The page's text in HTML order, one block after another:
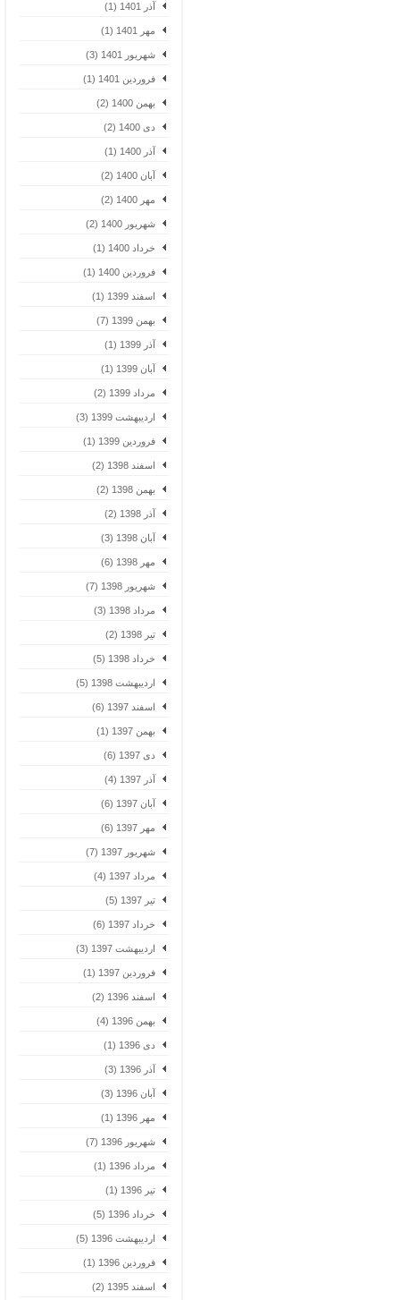
آذر 1401 (1)
مهر 1401 (1)
شهریور 1401 (3)
فروردین 1401 (1)
بهمن 1400 (2)
دی 1400 (2)
آذر 1400 (1)
آبان 1400 (2)
مهر 1400 (2)
شهریور 1400 (2)
خرداد 1400 (1)
فروردین 1400 (1)
اسفند 1399 (1)
بهمن 1399 (7)
آذر 1399 (1)
آبان 1399 (1)
مرداد 1399 (2)
اردیبهشت 1399 (3)
فروردین 1399 (1)
اسفند 1398 (2)
بهمن 1398 (2)
آذر 1398 (2)
آبان 1398 (3)
مهر 1398 (6)
شهریور 1398 (7)
مرداد 1398 (3)
تیر 1398 (2)
خرداد 1398 (5)
اردیبهشت 1398 (5)
اسفند 1397 (6)
بهمن 1397 (1)
دی 1397 (6)
آذر 1397 (4)
آبان 1397 (6)
مهر 1397 (6)
شهریور 1397 (7)
مرداد 1397 (4)
تیر 1397 (5)
خرداد 1397 (6)
اردیبهشت 1397 (3)
فروردین 1397 (1)
اسفند 1396 (2)
بهمن 1396 (4)
دی 1396 (1)
آذر 1396 (3)
آبان 1396 (3)
مهر 1396 (1)
شهریور 1396 (7)
مرداد 1396 (1)
تیر 1396 (1)
خرداد 1396 (5)
اردیبهشت 1396 (5)
فروردین 1396 (1)
اسفند 1395 (2)